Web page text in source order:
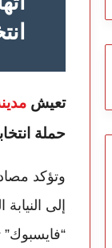
تعيش
حملة
وتؤكد
إلى